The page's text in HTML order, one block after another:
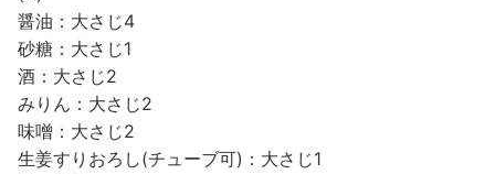
醤油：大さじ4
砂糖：大さじ1
酒：大さじ2
みりん：大さじ2
味噌：大さじ2
生姜すりおろし(チューブ可)：大さじ1